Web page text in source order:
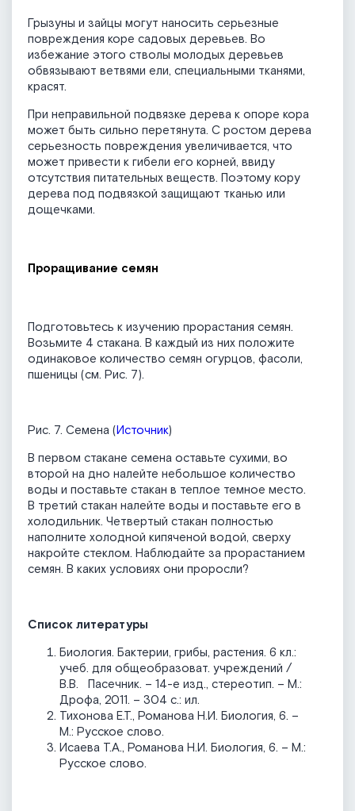
Грызуны и зайцы могут наносить серьезные
повреждения коре садовых деревьев. Во
избежание этого стволы молодых деревьев
обвязывают ветвями ели, специальными тканями,
красят.
При неправильной подвязке дерева к опоре кора
может быть сильно перетянута. С ростом дерева
серьезность повреждения увеличивается, что
может привести к гибели его корней, ввиду
отсутствия питательных веществ. Поэтому кору
дерева под подвязкой защищают тканью или
дощечками.
Проращивание семян
Подготовьтесь к изучению прорастания семян.
Возьмите 4 стакана. В каждый из них положите
одинаковое количество семян огурцов, фасоли,
пшеницы (см. Рис. 7).
Рис. 7. Семена (Источник)
В первом стакане семена оставьте сухими, во
второй на дно налейте небольшое количество
воды и поставьте стакан в теплое темное место.
В третий стакан налейте воды и поставьте его в
холодильник. Четвертый стакан полностью
наполните холодной кипяченой водой, сверху
накройте стеклом. Наблюдайте за прорастанием
семян. В каких условиях они проросли?
Список литературы
Биология. Бактерии, грибы, растения. 6 кл.:
учеб. для общеобразоват. учреждений /
В.В. Пасечник. – 14-е изд., стереотип. – М.:
Дрофа, 2011. – 304 с.: ил.
Тихонова Е.Т., Романова Н.И. Биология, 6. –
М.: Русское слово.
Исаева Т.А., Романова Н.И. Биология, 6. – М.:
Русское слово.